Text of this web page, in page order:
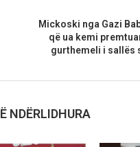
Mickoski nga Gazi
që ua kemi
gurthemeli i sallës
NDËRLIDHURA